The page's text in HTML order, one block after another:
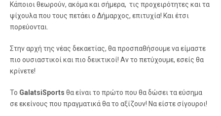
Κάποιοι θεωρούν, ακόμα και σήμερα, τις προχειρότητες και τα
ψίχουλα που τους πετάει ο Δήμαρχος, επιτυχία! Και έτσι
πορεύονται.
Στην αρχή της νέας δεκαετίας, θα προσπαθήσουμε να είμαστε
πιο ουσιαστικοί και πιο δεικτικοί! Αν το πετύχουμε, εσείς θα
κρίνετε!
Το GalatsiSports θα είναι το πρώτο που θα δώσει τα εύσημα
σε εκείνους που πραγματικά θα το αξίζουν! Να είστε σίγουροι!